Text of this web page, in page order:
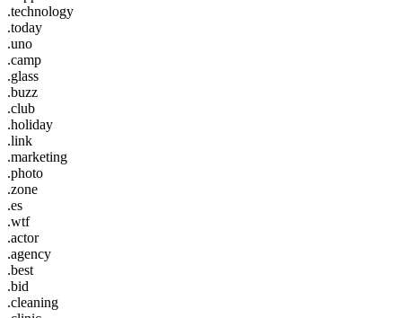
.technology
.today
.uno
.camp
.glass
.buzz
.club
.holiday
.link
.marketing
.photo
.zone
.es
.wtf
.actor
.agency
.best
.bid
.cleaning